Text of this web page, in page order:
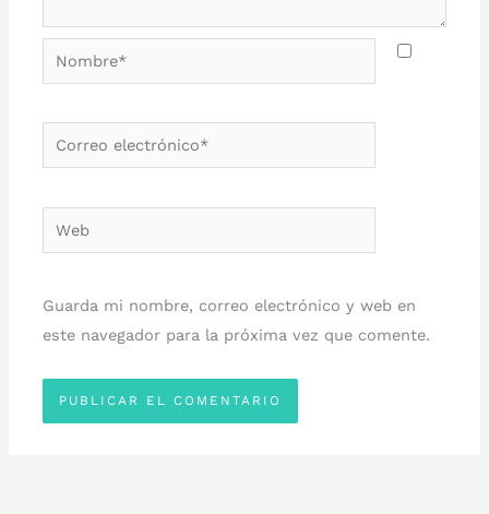
Nombre*
Correo
electrónico*
Web
Guarda mi nombre, correo electrónico y web en
este navegador para la próxima vez que comente.